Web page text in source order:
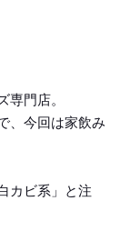
専門店。
、今回は家飲み
カビ系」と注